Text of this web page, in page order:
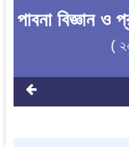
পাবনা বিজ্ঞান
(